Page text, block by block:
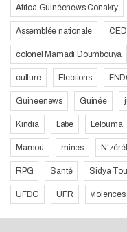
Africa Guinéenews Conakry
Assemblée nationale
colonel Mamadi Doumbouya
culture Elections
Guineenews Guinée
Kindia Labe Lélouma
Mamou mines
RPG Santé Sidya
UFDG UFR violences